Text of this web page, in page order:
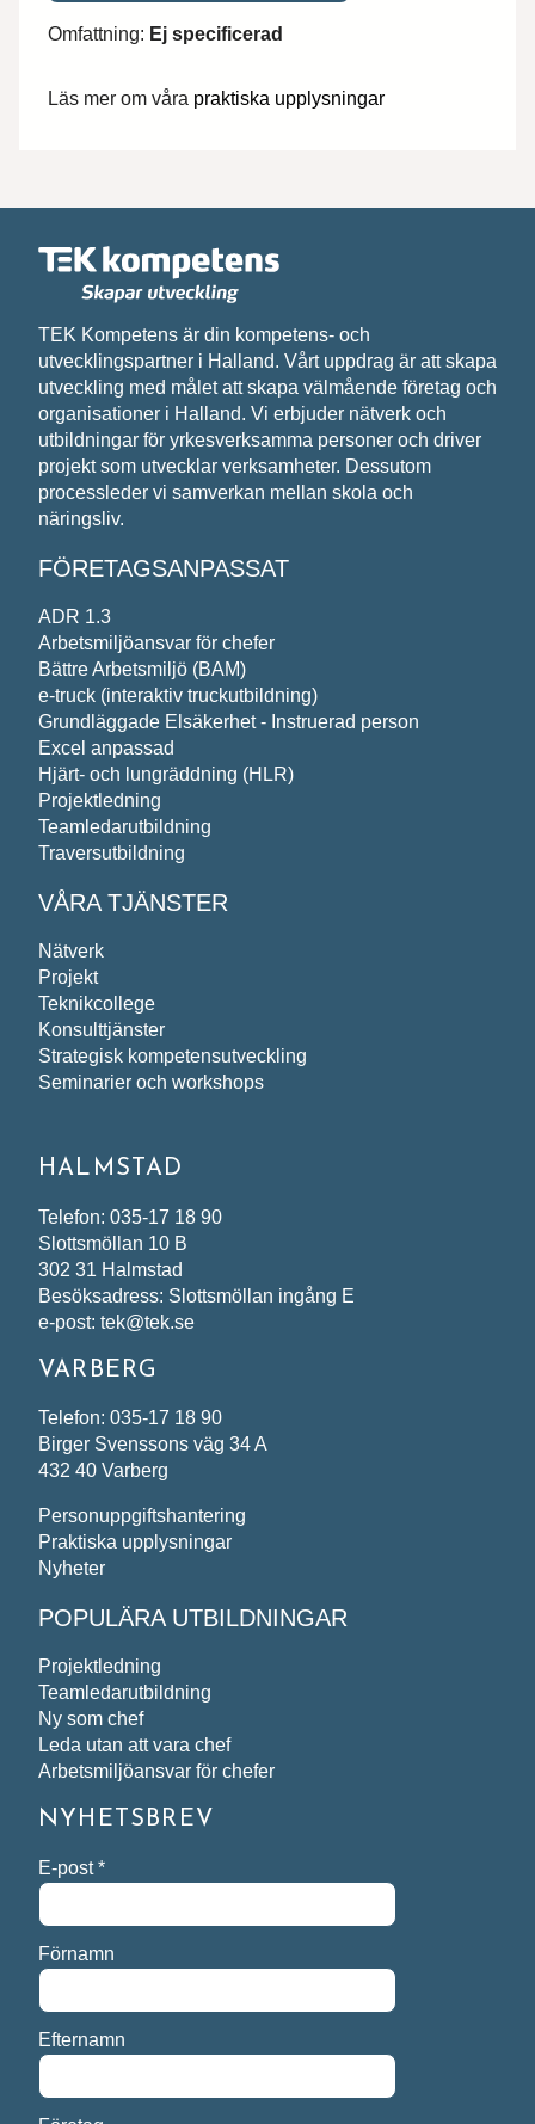
Omfattning: Ej specificerad
Läs mer om våra praktiska upplysningar
TEK Kompetens är din kompetens- och
utvecklingspartner i Halland. Vårt uppdrag är att skapa
utveckling med målet att skapa välmående företag och
organisationer i Halland. Vi erbjuder nätverk och
utbildningar för yrkesverksamma personer och driver
projekt som utvecklar verksamheter. Dessutom
processleder vi samverkan mellan skola och
näringsliv.
FÖRETAGSANPASSAT
ADR 1.3
Arbetsmiljöansvar för chefer
Bättre Arbetsmiljö (BAM)
e-truck (interaktiv truckutbildning)
Grundläggade Elsäkerhet - Instruerad person
Excel anpassad
Hjärt- och lungräddning (HLR)
Projektledning
Teamledarutbildning
Traversutbildning
VÅRA TJÄNSTER
Nätverk
Projekt
Teknikcollege
Konsulttjänster
Strategisk kompetensutveckling
Seminarier och workshops
HALMSTAD
Telefon: 035-17 18 90
Slottsmöllan 10 B
302 31 Halmstad
Besöksadress: Slottsmöllan ingång E
e-post: tek@tek.se
VARBERG
Telefon: 035-17 18 90
Birger Svenssons väg 34 A
432 40 Varberg
Personuppgiftshantering
Praktiska upplysningar
Nyheter
POPULÄRA UTBILDNINGAR
Projektledning
Teamledarutbildning
Ny som chef
Leda utan att vara chef
Arbetsmiljöansvar för chefer
NYHETSBREV
E-post*
Förnamn
Efternamn
Efternamn*
Epost*
Meddelande*
Vi behandlar dina personuppgifter i enlighet med